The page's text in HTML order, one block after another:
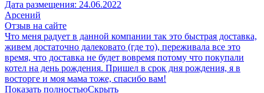
Дата размещения: 24.06.2022
Арсений
Отзыв на сайте
Что меня радует в данной компании так это быстрая доставка,
живем достаточно далековато (где то), переживала все это
время, что доставка не будет вовремя потому что покупали
котел на день рождения. Пришел в срок дня рождения, я в
восторге и моя мама тоже, спасибо вам!
Показать полностьюСкрыть